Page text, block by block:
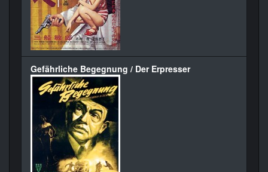
Gefährliche Begegnung / Der Erpresser